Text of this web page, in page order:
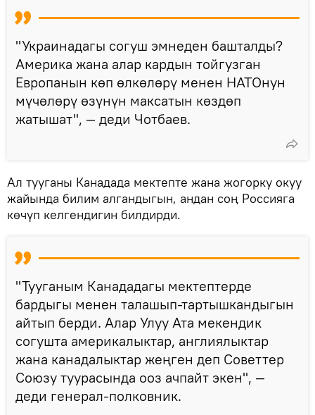
"Украинадагы согуш эмнеден башталды?
Америка жана алар кардын тойгузган
Европанын көп өлкөлөрү менен НАТОнун
мүчөлөрү өзүнүн максатын көздөп
жатышат", — деди Чотбаев.
Ал тууганы Канадада мектепте жана жогорку окуу
жайында билим алгандыгын, андан соң Россияга
көчүп келгендигин билдирди.
"Тууганым Канададагы мектептерде
бардыгы менен талашып-тартышкандыгын
айтып берди. Алар Улуу Ата мекендик
согушта америкалыктар, англиялыктар
жана канадалыктар жеңген деп Советтер
Союзу туурасында ооз ачпайт экен", —
деди генерал-полковник.